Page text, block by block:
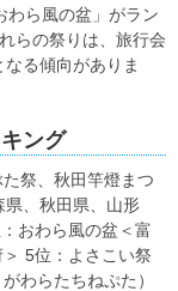
わら風の盆」がラン
らの祭りは、旅行会
る傾向がありま
ング
祭、秋田竿燈まつ
県、秋田県、山形
おわら風の盆＜富
5位：よさこい祭
わらたちねぷた）